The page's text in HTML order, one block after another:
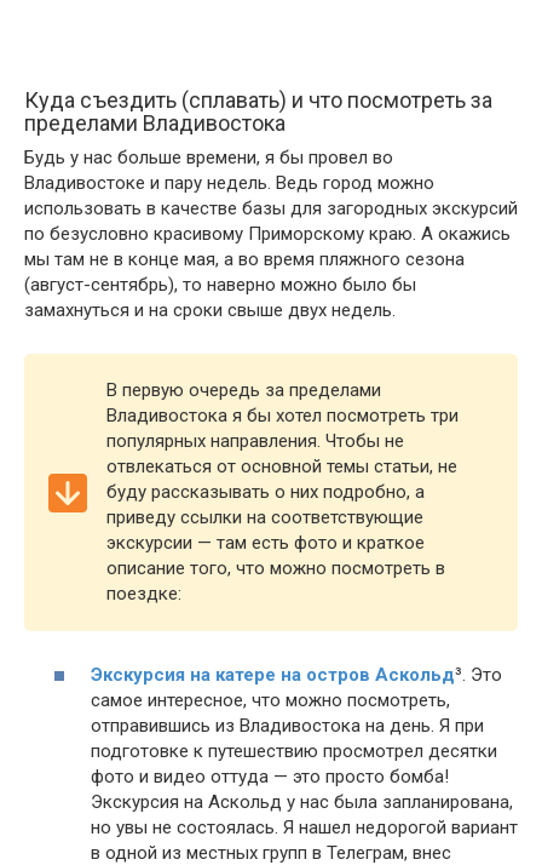
Куда съездить (сплавать) и что посмотреть за
пределами Владивостока
Будь у нас больше времени, я бы провел во
Владивостоке и пару недель. Ведь город можно
использовать в качестве базы для загородных экскурсий
по безусловно красивому Приморскому краю. А окажись
мы там не в конце мая, а во время пляжного сезона
(август-сентябрь), то наверно можно было бы
замахнуться и на сроки свыше двух недель.
В первую очередь за пределами
Владивостока я бы хотел посмотреть три
популярных направления. Чтобы не
отвлекаться от основной темы статьи, не
буду рассказывать о них подробно, а
приведу ссылки на соответствующие
экскурсии — там есть фото и краткое
описание того, что можно посмотреть в
поездке:
Экскурсия на катере на остров Аскольд³. Это
самое интересное, что можно посмотреть,
отправившись из Владивостока на день. Я при
подготовке к путешествию просмотрел десятки
фото и видео оттуда — это просто бомба!
Экскурсия на Аскольд у нас была запланирована,
но увы не состоялась. Я нашел недорогой вариант
в одной из местных групп в Телеграм, внес